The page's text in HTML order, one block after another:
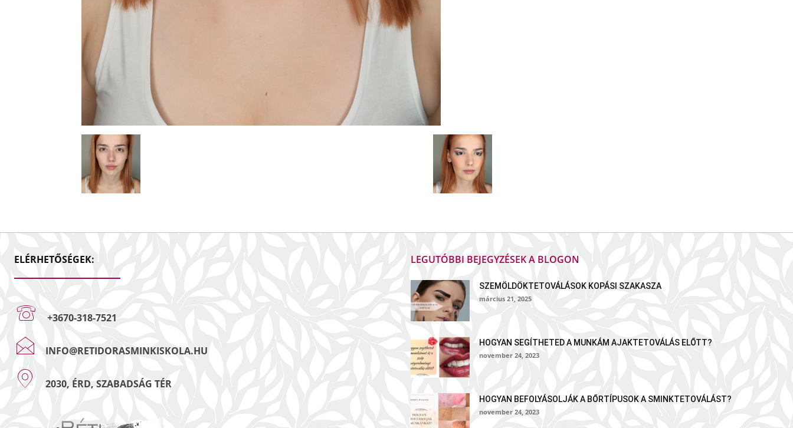
ELÉRHETŐSÉGEK:
+3670-318-7521
INFO@RETIDORASMINKISKOLA.HU
2030, ÉRD, SZABADSÁG TÉR
LEGUTÓBBI BEJEGYZÉSEK A BLOGON
SZEMÖLDÖKTETOVÁLÁSOK KOPÁSI SZAKASZA
március 21, 2025
HOGYAN SEGÍTHETED A MUNKÁM AJAKTETOVÁLÁS ELŐTT?
november 24, 2023
HOGYAN BEFOLYÁSOLJÁK A BŐRTÍPUSOK A SMINKTETOVÁLÁST?
november 24, 2023